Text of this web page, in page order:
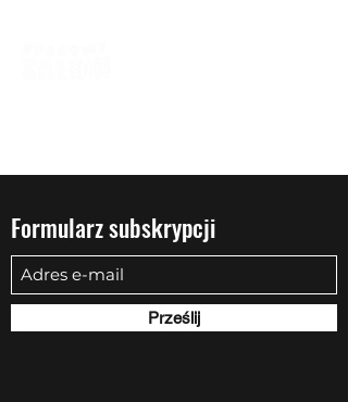
Formularz subskrypcji
Prześlij